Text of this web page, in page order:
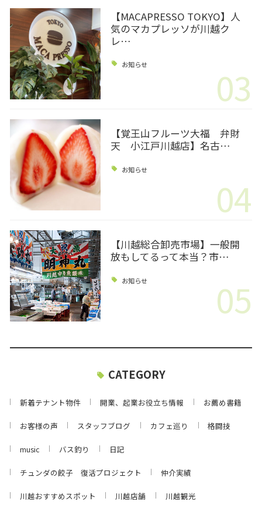
【MACAPRESSO TOKYO】人
気のマカプレッソが川越ク
レ…
お知らせ 03
【覚王山フルーツ大福 弁財
天 小江戸川越店】名古…
お知らせ
04
【川越総合卸売市場】一般開
放もしてるって本当？市…
お知らせ 05
CATEGORY
新着テナント物件 開業、起業お役立ち情報 お薦め書籍
お客様の声 スタッフブログ カフェ巡り 格闘技
music バス釣り 日記
チュンダの餃子 復活プロジェクト 仲介実績
川越おすすめスポット 川越店舗 川越観光